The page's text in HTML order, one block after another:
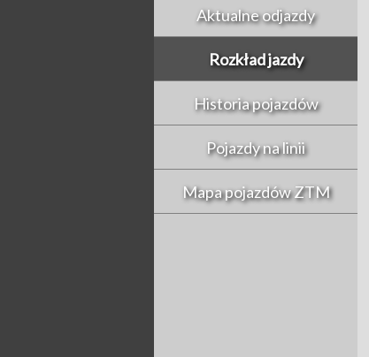
Aktualne odjazdy
Rozkład jazdy
Historia pojazdów
Pojazdy na linii
Mapa pojazdów ZTM